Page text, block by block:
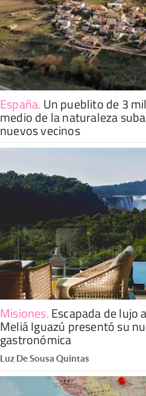
España. Un pueblito de 3
medio de la naturaleza
nuevos vecinos
Misiones.Escapada de lujo
Meliá Iguazú presentó su
gastronómica
Luz De Sousa Quintas